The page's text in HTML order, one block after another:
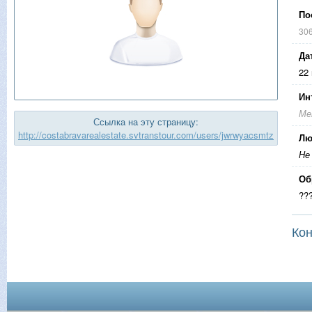
Ссылка на эту страницу:
http://costabravarealestate.svtranstour.com/users/jwrwyacsmtz
22
Не